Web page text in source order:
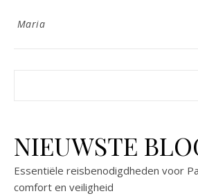
Maria
NIEUWSTE
Essentiële reisbenodigdheden voor
comfort en veiligheid